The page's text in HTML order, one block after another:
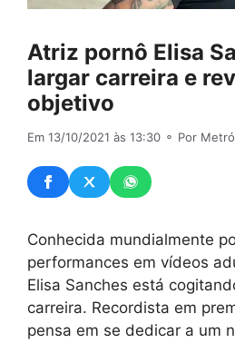
Atriz pornô Elisa
largar carreira e
objetivo
Em 13/10/2021 às 13:30 ⚬ Por
Conhecida mundialmente
performances em vídeos
Elisa Sanches está
carreira. Recordista em
pensa em se dedicar a um